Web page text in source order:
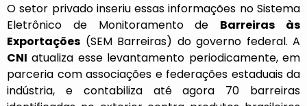
O setor privado inseriu essas informações no Sistema
Eletrônico de Monitoramento de Barreiras às
Exportações (SEM Barreiras) do governo federal. A
CNI atualiza esse levantamento periodicamente, em
parceria com associações e federações estaduais da
indústria, e contabiliza até agora 70 barreiras